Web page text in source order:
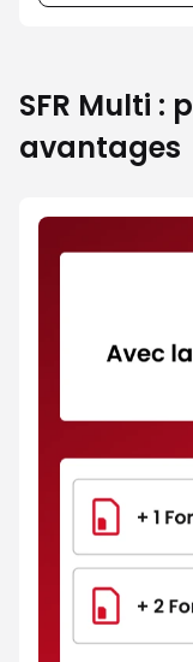
SFR Multi :
avantages